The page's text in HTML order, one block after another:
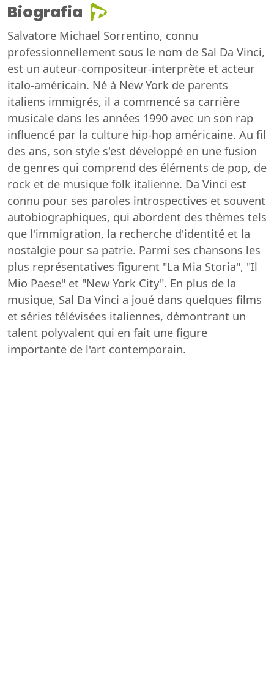
Biografia
Salvatore Michael Sorrentino, connu
professionnellement sous le nom de Sal Da Vinci,
est un auteur-compositeur-interprète et acteur
italo-américain. Né à New York de parents
italiens immigrés, il a commencé sa carrière
musicale dans les années 1990 avec un son rap
influencé par la culture hip-hop américaine. Au fil
des ans, son style s'est développé en une fusion
de genres qui comprend des éléments de pop, de
rock et de musique folk italienne. Da Vinci est
connu pour ses paroles introspectives et souvent
autobiographiques, qui abordent des thèmes tels
que l'immigration, la recherche d'identité et la
nostalgie pour sa patrie. Parmi ses chansons les
plus représentatives figurent "La Mia Storia", "Il
Mio Paese" et "New York City". En plus de la
musique, Sal Da Vinci a joué dans quelques films
et séries télévisées italiennes, démontrant un
talent polyvalent qui en fait une figure
importante de l'art contemporain.